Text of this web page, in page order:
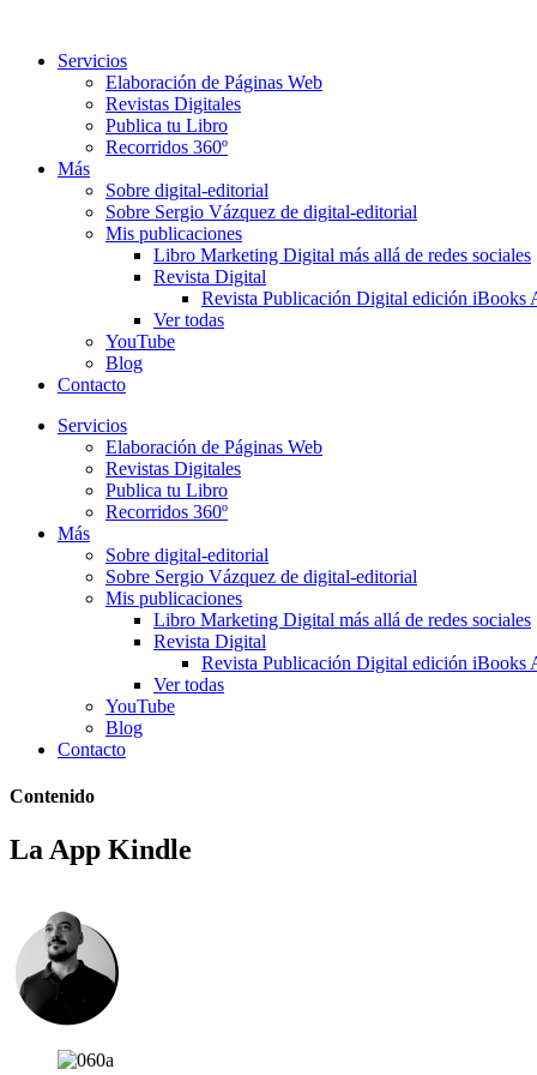
contenidoServicios
Elaboración de Páginas Web
Revistas Digitales
Publica tu Libro
Recorridos 360º
Más
Sobre digital-editorial
Sobre Sergio Vázquez de digital-editorial
Mis publicaciones
Libro Marketing Digital más allá de redes sociales
Revista Digital
Revista Publicación Digital edición iBooks
Ver todas
YouTube
Blog
Contacto
Servicios
Elaboración de Páginas Web
Revistas Digitales
Publica tu Libro
Recorridos 360º
Más
Sobre digital-editorial
Sobre Sergio Vázquez de digital-editorial
Mis publicaciones
Libro Marketing Digital más allá de redes sociales
Revista Digital
Revista Publicación Digital edición iBooks
Ver todas
YouTube
Blog
Contacto
Contenido
La App Kindle